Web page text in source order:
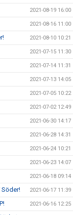
2021-08-19 16:00
2021-08-16 11:00
2021-08-10 10:21
2021-07-15 11:30
2021-07-14 11:31
2021-07-13 14:05
2021-07-05 10:22
2021-07-02 12:49
2021-06-30 14:17
2021-06-28 14:31
2021-06-24 10:21
2021-06-23 14:07
2021-06-18 09:14
2021-06-17 11:39
2021-06-16 12:25